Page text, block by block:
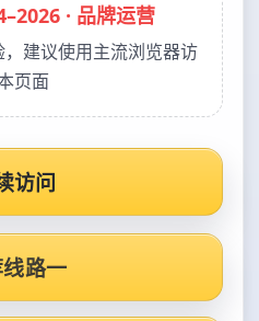
· 品牌运营
建议使用主流浏览器访
页面
访问
路一